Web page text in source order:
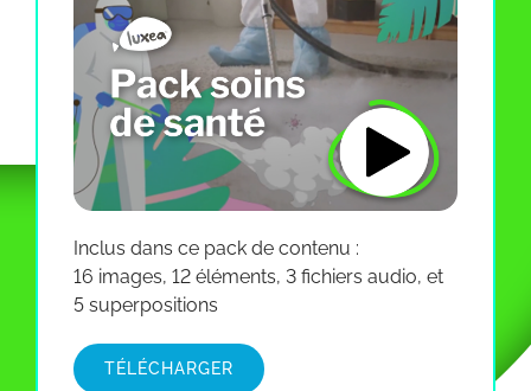
Inclus dans ce pack de contenu :
16 images, 12 éléments, 3 fichiers audio, et
5 superpositions
TÉLÉCHARGER